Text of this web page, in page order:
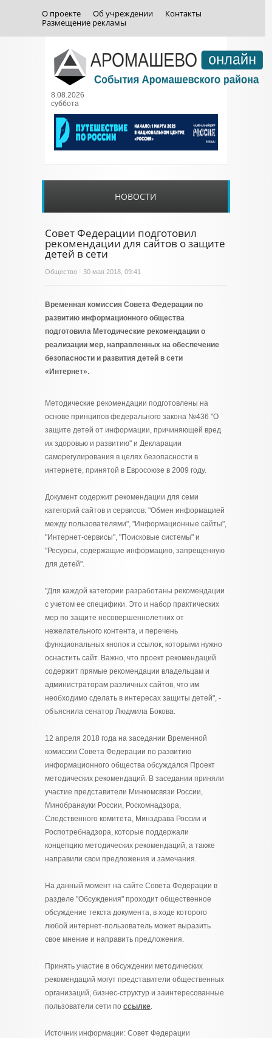
О проекте Об учреждении
Контакты
Размещение рекламы
8.08.2026
суббота
НОВОСТИ
Совет Федерации подготовил
рекомендации для сайтов о защите
детей в сети
Общество - 30 мая 2018, 09:41
Временная комиссия Совета Федерации по
развитию информационного общества
подготовила Методические рекомендации о
реализации мер, направленных на обеспечение
безопасности и развития детей в сети
«Интернет».
Методические рекомендации подготовлены на
основе принципов федерального закона №436 "О
защите детей от информации, причиняющей вред
их здоровью и развитию" и Декларации
саморегулирования в целях безопасности в
интернете, принятой в Евросоюзе в 2009 году.
Документ содержит рекомендации для семи
категорий сайтов и сервисов: "Обмен информацией
между пользователями", "Информационные сайты",
"Интернет-сервисы", "Поисковые системы" и
"Ресурсы, содержащие информацию, запрещенную
для детей".
"Для каждой категории разработаны рекомендации
с учетом ее специфики. Это и набор практических
мер по защите несовершеннолетних от
нежелательного контента, и перечень
функциональных кнопок и ссылок, которыми нужно
оснастить сайт. Важно, что проект рекомендаций
содержит прямые рекомендации владельцам и
администраторам различных сайтов, что им
необходимо сделать в интересах защиты детей", -
объяснила сенатор Людмила Бокова.
12 апреля 2018 года на заседании Временной
комиссии Совета Федерации по развитию
информационного общества обсуждался Проект
методических рекомендаций. В заседании приняли
участие представители Минкомсвязи России,
Минобранауки России, Роскомнадзора,
Следственного комитета, Минздрава России и
Роспотребнадзора, которые поддержали
концепцию методических рекомендаций, а также
направили свои предложения и замечания.
На данный момент на сайте Совета Федерации в
разделе "Обсуждения" проходит общественное
обсуждение текста документа, в ходе которого
любой интернет-пользователь может выразить
свое мнение и направить предложения.
Принять участие в обсуждении методических
рекомендаций могут представители общественных
организаций, бизнес-структур и заинтересованные
пользователи сети по ссылке.
Источник информации: Совет Федерации